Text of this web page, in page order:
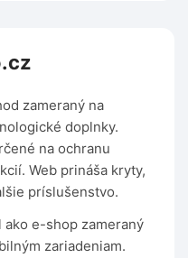
zameraný na
doplnky.
na ochranu
Web prináša kryty,
príslušenstvo.
e-shop zameraný
zariadeniam.